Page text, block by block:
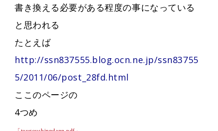
書き換える必要がある程度の事になっている
と思われる
たとえば
http://ssn837555.blog.ocn.ne.jp/ssn83755
5/2011/06/post_28fd.html
ここのページの
4つめ